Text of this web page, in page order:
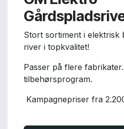
Stort sortiment i elektrisk
river i topkvalitet!
Passer på flere
tilbehørsprogram.
Kampagnepriser fra